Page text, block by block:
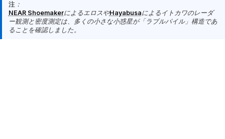
注 ：
NEAR ShoemakerによるエロスやHayabusaによるイトカワのレーダ
ー観測と密度測定は、多くの小さな小惑星が「ラブルパイル」構造であ
ることを確認しました。